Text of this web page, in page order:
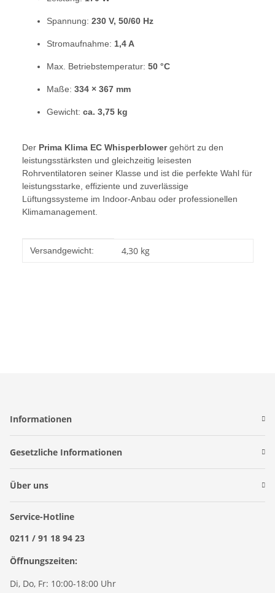
Spannung: 230 V, 50/60 Hz
Stromaufnahme: 1,4 A
Max. Betriebstemperatur: 50 °C
Maße: 334 × 367 mm
Gewicht: ca. 3,75 kg
Der Prima Klima EC Whisperblowergehört zu den
leistungsstärksten und gleichzeitig leisesten
Rohrventilatoren seiner Klasse und ist die perfekte Wahl für
leistungsstarke, effiziente und zuverlässige
Lüftungssysteme im Indoor-Anbau oder professionellen
Klimamanagement.
Produkteigenschaft
Wert
Versandgewicht: 4,30 kg
Informationen
Gesetzliche Informationen
Über uns
Service-Hotline
0211 / 91 18 94 23
Öffnungszeiten:
Di, Do, Fr: 10:00-18:00 Uhr